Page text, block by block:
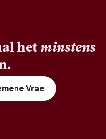
hetminstens
Vrae